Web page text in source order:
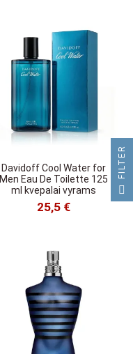
Davidoff Cool Water for
Men Eau De Toilette 125
ml kvepalai vyrams
25,5 €
R